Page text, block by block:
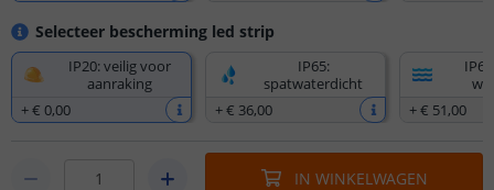
Selecteer bescherming led strip
IP20: veilig voor
aanraking
+€ 0,00
IP65:
spatwaterdicht
+€ 36,00
+€ 51,00
IN WINKELWAGEN